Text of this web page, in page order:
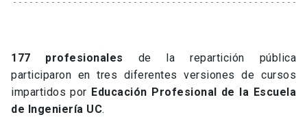
177 profesionales de la repartición pública
participaron en tres diferentes versiones de cursos
impartidos por Educación Profesional de la Escuela
de Ingeniería UC.